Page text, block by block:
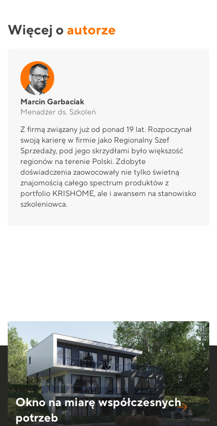
Więcej o autorze
Marcin Garbaciak
Menadżer ds. Szkoleń
Z firmą związany już od ponad 19 lat. Rozpoczynał
swoją karierę w firmie jako Regionalny Szef
Sprzedaży, pod jego skrzydłami było większość
regionów na terenie Polski. Zdobyte
doświadczenia zaowocowały nie tylko świetną
znajomością całego spectrum produktów z
portfolio KRISHOME, ale i awansem na stanowisko
szkoleniowca.
Okno na miarę współczesnych
potrzeb